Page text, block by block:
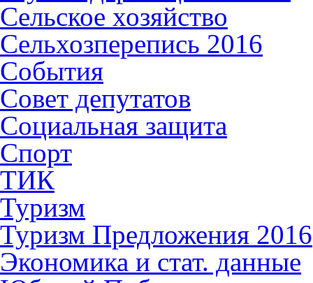
Сельское хозяйство
Сельхозперепись 2016
События
Совет депутатов
Социальная защита
Спорт
ТИК
Туризм
Туризм Предложения 2016
Экономика и стат. данные